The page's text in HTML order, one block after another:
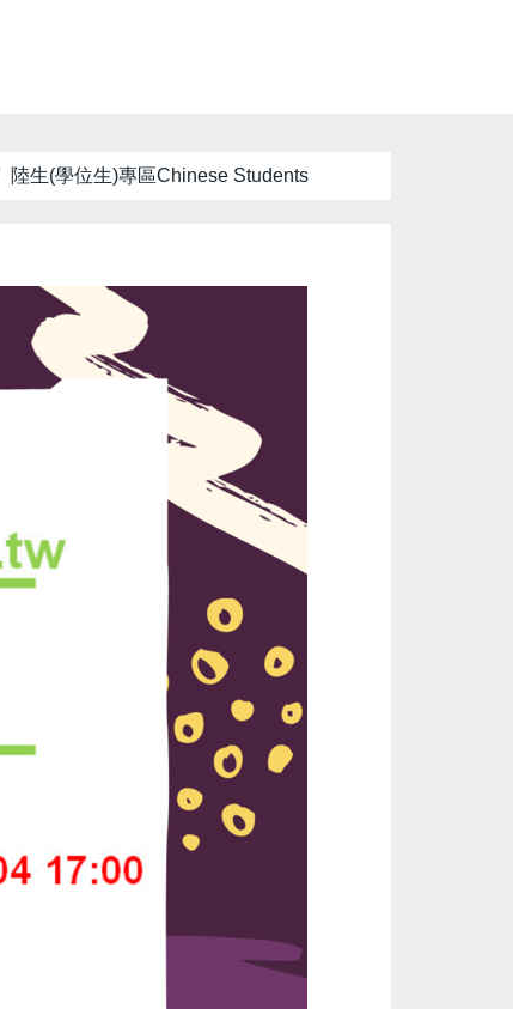
陸生(學位生)專區Chinese Students